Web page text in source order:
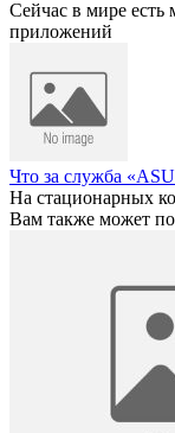
Сейчас в мире
приложений
Что за служба
На стационарных
Вам также может